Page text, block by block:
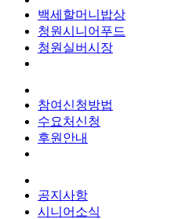
백세할머니밥상
청원시니어푸드
청원실버시장
참여신청방법
수요처신청
후원안내
공지사항
시니어소식